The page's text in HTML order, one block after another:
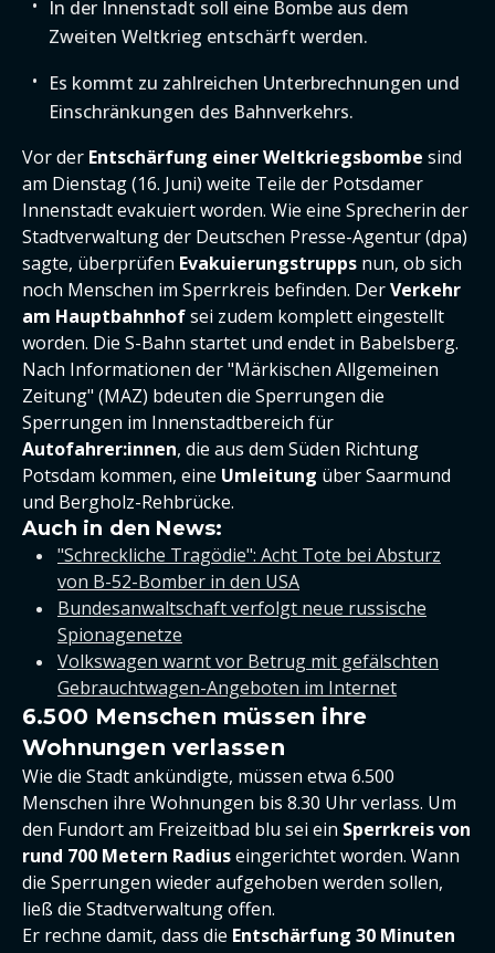
In der Innenstadt soll eine Bombe aus dem
Zweiten Weltkrieg entschärft werden.
Es kommt zu zahlreichen Unterbrechnungen und
Einschränkungen des Bahnverkehrs.
Vor der Entschärfung einer Weltkriegsbombe sind
am Dienstag (16. Juni) weite Teile der Potsdamer
Innenstadt evakuiert worden. Wie eine Sprecherin der
Stadtverwaltung der Deutschen Presse-Agentur (dpa)
sagte, überprüfen Evakuierungstrupps nun, ob sich
noch Menschen im Sperrkreis befinden. DerVerkehr
am Hauptbahnhofsei zudem komplett eingestellt
worden. Die S-Bahn startet und endet in Babelsberg.
Nach Informationen der "Märkischen Allgemeinen
Zeitung" (MAZ) bdeuten die Sperrungen die
Sperrungen im Innenstadtbereich für
Autofahrer:innen, die aus dem Süden Richtung
Potsdam kommen, eine Umleitung über Saarmund
und Bergholz-Rehbrücke.
Auch in den News:
"Schreckliche Tragödie": Acht Tote bei Absturz
von B-52-Bomber in den USA
Bundesanwaltschaft verfolgt neue russische
Spionagenetze
Volkswagen warnt vor Betrug mit gefälschten
Gebrauchtwagen-Angeboten im Internet
6.500 Menschen müssen ihre
Wohnungen verlassen
Wie die Stadt ankündigte, müssen etwa 6.500
Menschen ihre Wohnungen bis 8.30 Uhr verlass. Um
den Fundort am Freizeitbad blu sei ein Sperrkreis von
rund 700 Metern Radiuseingerichtet worden. Wann
die Sperrungen wieder aufgehoben werden sollen,
ließ die Stadtverwaltung offen.
Er rechne damit, dass die Entschärfung 30 Minuten